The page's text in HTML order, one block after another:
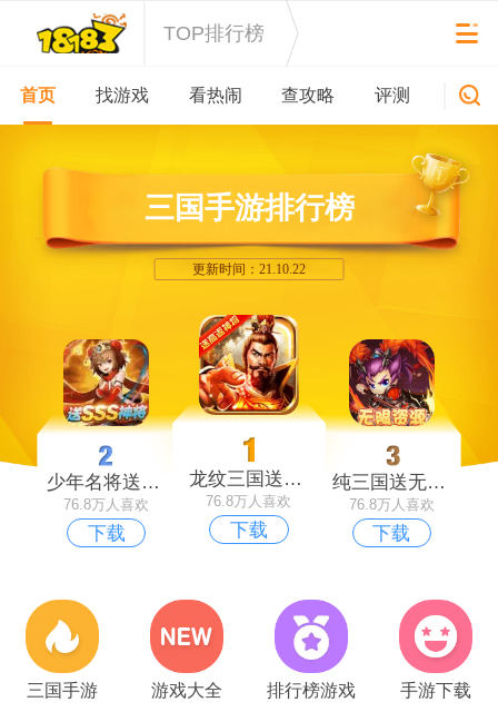
TOP排行榜
首页 找游戏 看热闹 查攻略 评测 新游
三国手游排行榜
更新时间：21.10.22
龙纹三国送高返神将
76.8万人喜欢
下载
少年名将送巅峰阵容
76.8万人喜欢
下载
纯三国送无限资源
76.8万人喜欢
下载
三国手游 游戏大全 排行榜游戏 手游下载